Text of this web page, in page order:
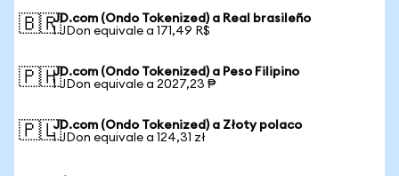
🇧🇷JD.com (Ondo Tokenized) a Real brasileño
1 JDon equivale a 171,49 R$
🇵🇭JD.com (Ondo Tokenized) a Peso Filipino
1 JDon equivale a 2027,23 ₱
🇵🇱JD.com (Ondo Tokenized) a Złoty polaco
1 JDon equivale a 124,31 zł